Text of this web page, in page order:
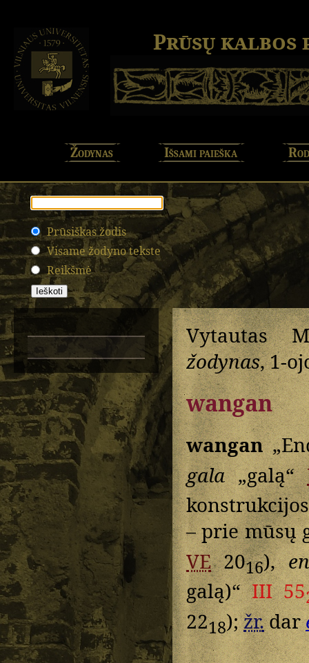
Prūsų kalbos
Žodynas Išsami paieška
Prūsiškas žodis
Visame žodyno tekste
Reikšmė
Vytautas
žodynas, 1-
wangan
wangan
gala„galą“
– prie mūsų
VE2016),
galą)“III 55
2218);žr.dar